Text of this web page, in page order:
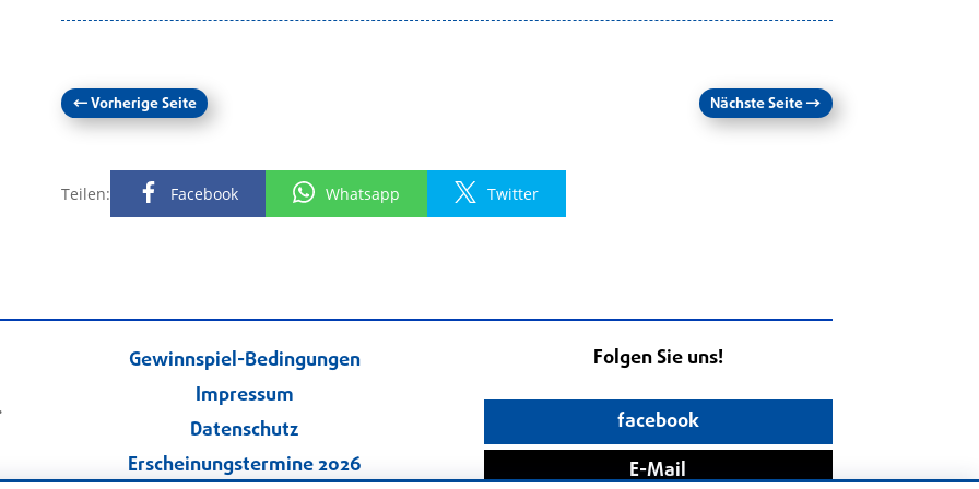
←Vorherige Seite Nächste Seite→
Teilen: Facebook Whatsapp Twitter
Gewinnspiel-Bedingungen
Impressum
Datenschutz
Erscheinungstermine 2026
Folgen Sie uns!
facebook
E-Mail